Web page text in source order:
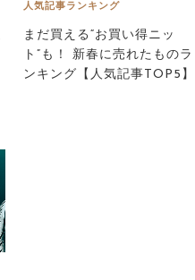
人気記事ランキング
まだ買える“お買い得ニッ
ト”も！ 新春に売れたものラ
ンキング【人気記事TOP5】